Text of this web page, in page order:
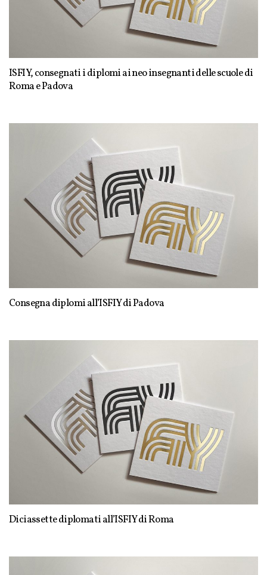
ISFIY, consegnati i diplomi ai neo insegnanti delle scuole di
Roma e Padova
Consegna diplomi all’ISFIY di Padova
Diciassette diplomati all’ISFIY di Roma